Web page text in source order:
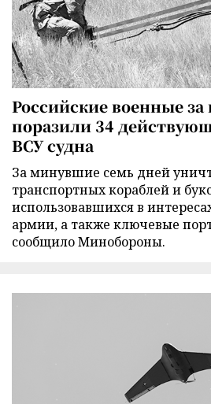
Российские военные
поразили 34
ВСУ судна
За минувшие семь дней
транспортных кораблей и
использовавшихся в
армии, а также ключевые
сообщило Минобороны.